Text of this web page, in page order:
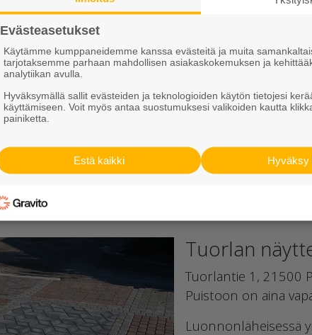
pääset tutustumaan
pihalaattoihin,
on monipuolisesti
reunakivet,
kattava valikoima
täältä.
Tuorlan
Tuorlantie 1, 21500
Puistoon on aina
Luonnonläheisessä
Evästeasetukset
Käytämme kumppaneidemme kanssa evästeitä ja muita
tarjotaksemme parhaan mahdollisen asiakaskokemuksen ja
analytiikan avulla.
Hyväksymällä sallit evästeiden ja teknologioiden käytön tietojesi
käyttämiseen. Voit myös antaa suostumuksesi valikoiden kautta
painiketta.
Hyväksy
Estä kaikki